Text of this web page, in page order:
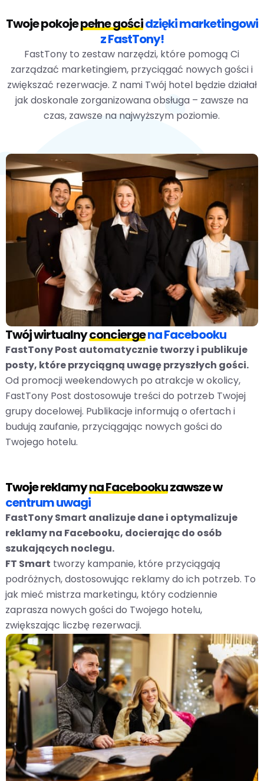
Twoje pokojepełne gościdzięki marketingowi
z FastTony!
FastTony to zestaw narzędzi, które pomogą Ci
zarządzać marketingiem, przyciągać nowych gości i
zwiększać rezerwacje. Z nami Twój hotel będzie działał
jak doskonale zorganizowana obsługa – zawsze na
czas, zawsze na najwyższym poziomie.
Twój wirtualnyconciergena Facebooku
FastTony Post automatycznie tworzy i publikuje
posty, które przyciągną uwagę przyszłych gości.
Od promocji weekendowych po atrakcje w okolicy,
FastTony Post dostosowuje treści do potrzeb Twojej
grupy docelowej. Publikacje informują o ofertach i
budują zaufanie, przyciągając nowych gości do
Twojego hotelu.
Twoje reklamyna Facebookuzawsze w
centrum uwagi
FastTony Smart analizuje dane i optymalizuje
reklamy na Facebooku, docierając do osób
szukających noclegu.
FT Smart tworzy kampanie, które przyciągają
podróżnych, dostosowując reklamy do ich potrzeb. To
jak mieć mistrza marketingu, który codziennie
zaprasza nowych gości do Twojego hotelu,
zwiększając liczbę rezerwacji.